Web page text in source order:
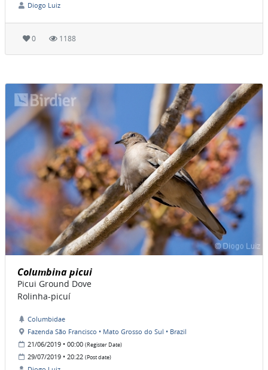
Diogo Luiz
0 1188
Columbina picui
Picui Ground Dove
Rolinha-picuí
Columbidae
Fazenda São Francisco • Mato Grosso do Sul • Brazil
21/06/2019 • 00:00 (Register Date)
29/07/2019 • 20:22 (Post date)